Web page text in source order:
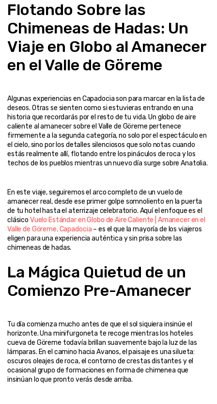
Flotando Sobre las
Chimeneas de Hadas: Un
Viaje en Globo al Amanecer
en el Valle de Göreme
Algunas experiencias en Capadocia son para marcar en la lista de
deseos. Otras se sienten como si estuvieras entrando en una
historia que recordarás por el resto de tu vida. Un globo de aire
caliente al amanecer sobre el Valle de Göreme pertenece
firmemente a la segunda categoría, no solo por el espectáculo en
el cielo, sino por los detalles silenciosos que solo notas cuando
estás realmente allí, flotando entre los pináculos de roca y los
En este viaje, seguiremos el arco completo de un vuelo de
amanecer real, desde ese primer golpe somnoliento en la puerta
de tu hotel hasta el aterrizaje celebratorio. Aquí el enfoque es el
clásico Vuelo Estándar en Globo de Aire Caliente | Amanecer en el
Valle de Göreme, Capadocia – es el que la mayoría de los viajeros
eligen para una experiencia auténtica y sin prisa sobre las
La Mágica Quietud de un
Comienzo Pre-Amanecer
Tu día comienza mucho antes de que el sol siquiera insinúe el
horizonte. Una minifurgoneta te recoge mientras los hoteles
cueva de Göreme todavía brillan suavemente bajo la luz de las
lámparas. En el camino hacia Avanos, el paisaje es una silueta:
oscuros oleajes de roca, el contorno de crestas distantes y el
ocasional grupo de formaciones en forma de chimenea que